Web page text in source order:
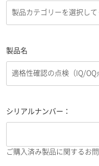
製品名
シリアルナンバー：
ご購入済み製品に関するお